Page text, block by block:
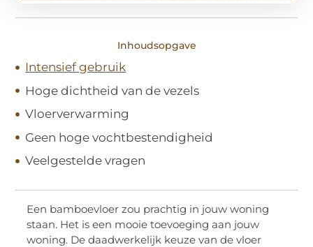
Inhoudsopgave
Intensief gebruik
Hoge dichtheid van de vezels
Vloerverwarming
Geen hoge vochtbestendigheid
Veelgestelde vragen
Een bamboevloer zou prachtig in jouw woning
staan. Het is een mooie toevoeging aan jouw
woning. De daadwerkelijk keuze van de vloer